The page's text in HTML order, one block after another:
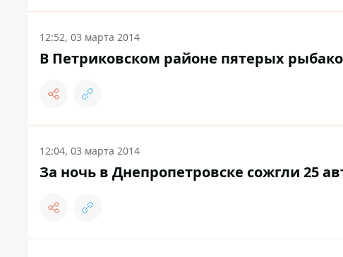
12:52, 03 марта 2014
В Петриковском районе пятерых
12:04, 03 марта 2014
За ночь в Днепропетровске сожгли 25